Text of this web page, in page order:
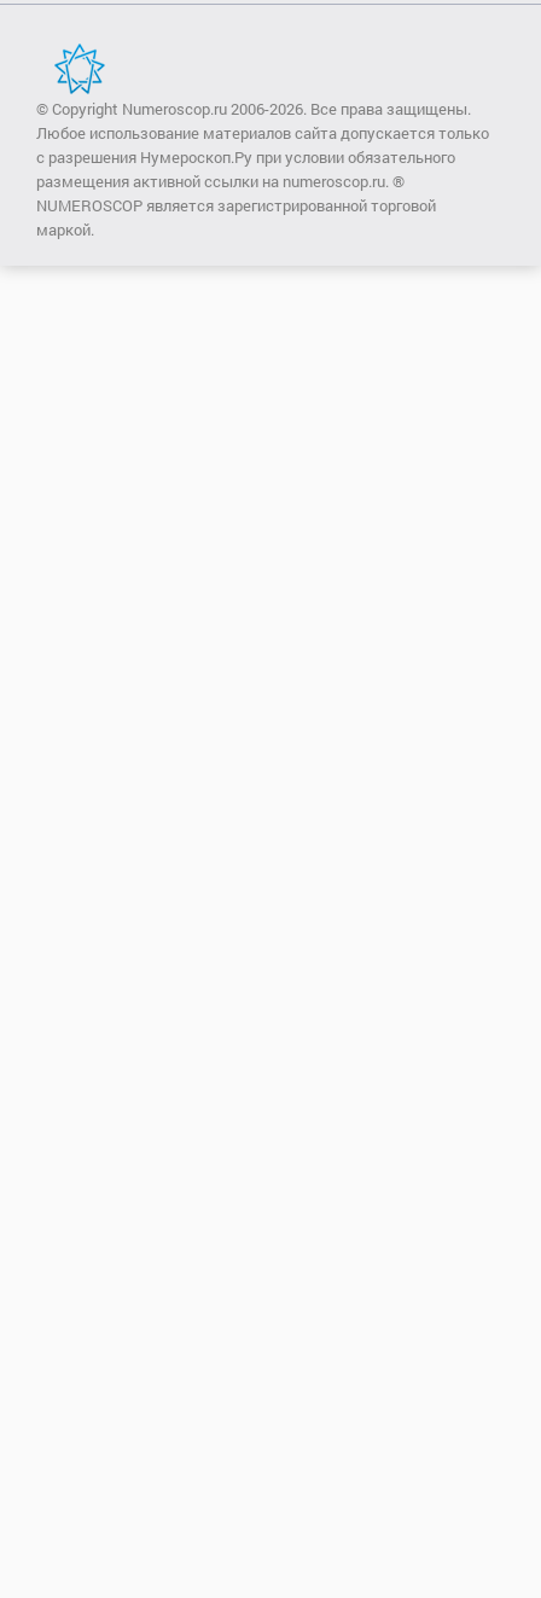
© Copyright Numeroscop.ru 2006-2026. Все права защищены.
Любое использование материалов сайта допускается только
с разрешения Нумероскоп.Ру при условии обязательного
размещения активной ссылки на numeroscop.ru. ®
NUMEROSCOP является зарегистрированной торговой
маркой.